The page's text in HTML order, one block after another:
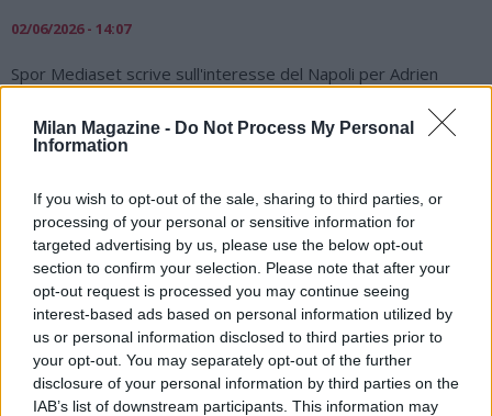
Milan Magazine - Do Not Process My Personal
Information
If you wish to opt-out of the sale, sharing to third parties, or
processing of your personal or sensitive information for
targeted advertising by us, please use the below opt-out
section to confirm your selection. Please note that after your
opt-out request is processed you may continue seeing
interest-based ads based on personal information utilized by
us or personal information disclosed to third parties prior to
your opt-out. You may separately opt-out of the further
disclosure of your personal information by third parties on the
IAB’s list of downstream participants. This information may
02/06/2026 - 14:07
Spor Mediaset scrive sull'interesse del Napoli per Adrien
su Rabiot aggirando l'ostacolo legato all'ingaggio che ad oggi
non è nei parametri economici dettati da De Laurentiis. Gli
francese (al Milan si aggira sui 4 milioni) inserendo però dei
bonus facilmente raggiungibili che gli consentirebbero di
guadagnare molto di più rispetto ad oggi. Resta comunque da
capire anche cosa intenderà fare il Milan con il cartellino di
Rabiot. Il centrocampista viene valutato intorno ai 20 milioni
dai rossoneri.